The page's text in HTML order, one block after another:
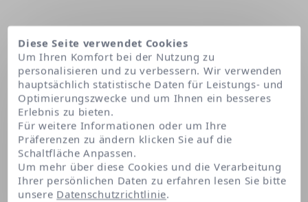
Startseite Benzoic acid
Diese Seite verwendet Cookies
Um Ihren Komfort bei der Nutzung zu
personalisieren und zu verbessern. Wir verwenden
hauptsächlich statistische Daten für Leistungs- und
Optimierungszwecke und um Ihnen ein besseres
Erlebnis zu bieten.
Für weitere Informationen oder um Ihre
Präferenzen zu ändern klicken Sie auf die
Schaltfläche Anpassen.
Um mehr über diese Cookies und die Verarbeitung
Ihrer persönlichen Daten zu erfahren lesen Sie bitte
unsere Datenschutzrichtlinie.